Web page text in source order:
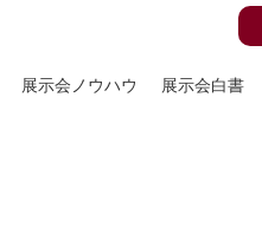
展示会ノウハウ 展示会白書